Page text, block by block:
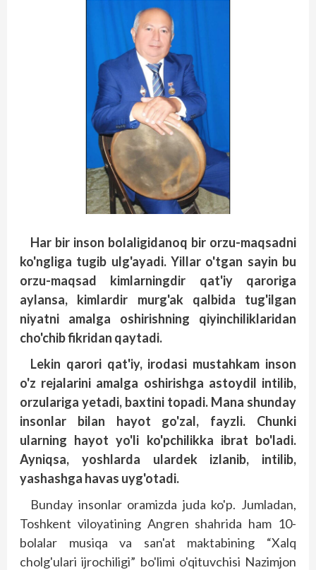
Har bir inson bolaligidanoq bir orzu-maqsadni
ko'ngliga tugib ulg'ayadi. Yillar o'tgan sayin bu
orzu-maqsad kimlarningdir qat'iy qaroriga
aylansa, kimlardir murg'ak qalbida tug'ilgan
niyatni amalga oshirishning qiyinchiliklaridan
cho'chib fikridan qaytadi.
Lekin qarori qat'iy, irodasi mustahkam inson
o'z rejalarini amalga oshirishga astoydil intilib,
orzulariga yetadi, baxtini topadi. Mana shunday
insonlar bilan hayot go'zal, fayzli. Chunki
ularning hayot yo'li ko'pchilikka ibrat bo'ladi.
Ayniqsa, yoshlarda ulardek izlanib, intilib,
yashashga havas uyg'otadi.
Bunday insonlar oramizda juda ko'p. Jumladan,
Toshkent viloyatining Angren shahrida ham 10-
bolalar musiqa va san'at maktabining “Xalq
cholg'ulari ijrochiligi” bo'limi o'qituvchisi Nazimjon